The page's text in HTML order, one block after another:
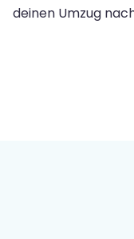
deinen Umzug